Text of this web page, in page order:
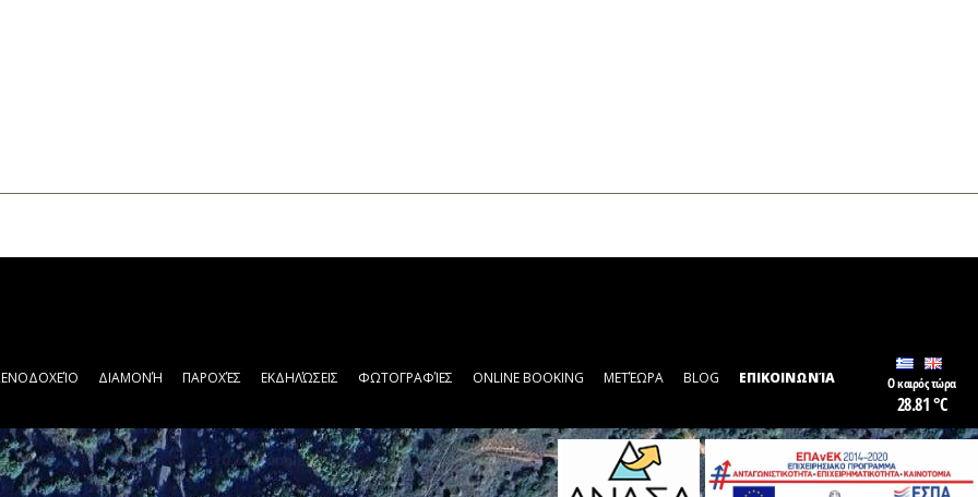
ΔΙΑΜΟΝΉ ΠΑΡΟΧΈΣ ΕΚΔΗΛΏΣΕΙΣ ΦΩΤΟΓΡΑΦΊΕΣ ONLINE BOOKING ΜΕΤΈΩΡΑ BLOG ΕΠΙΚΟΙΝΩΝΊΑ Ο καιρός τώρα
28.81 °C